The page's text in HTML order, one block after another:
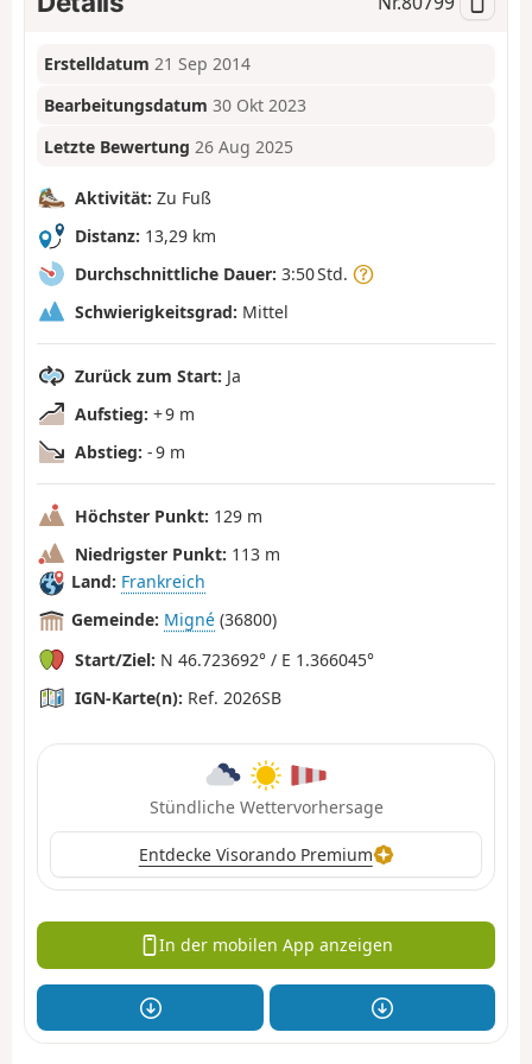
Erstelldatum 21 Sep 2014
Bearbeitungsdatum 30 Okt 2023
Letzte Bewertung 26 Aug 2025
Aktivität: Zu Fuß
Distanz: 13,29 km
Durchschnittliche Dauer: 3:50 Std.
Schwierigkeitsgrad: Mittel
Zurück zum Start: Ja
Aufstieg: + 9 m
Abstieg: - 9 m
Höchster Punkt: 129 m
Niedrigster Punkt: 113 m
Land: Frankreich
Gemeinde: Migné (36800)
Start/Ziel: N 46.723692° / E 1.366045°
IGN-Karte(n): Ref. 2026SB
Stündliche Wettervorhersage
Entdecke Visorando Premium
In der mobilen App anzeigen